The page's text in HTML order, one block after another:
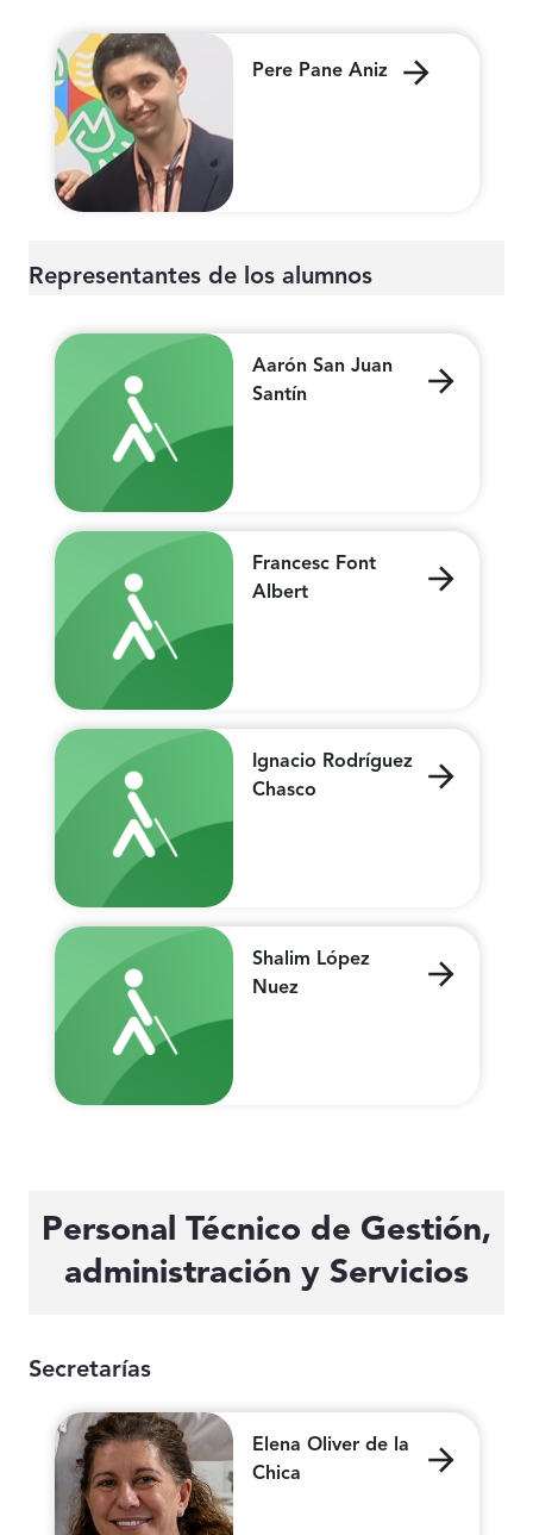
Pere Pane Aniz
Representantes de los alumnos
Aarón San Juan
Santín
Francesc Font
Albert
Ignacio Rodríguez
Chasco
Shalim López
Nuez
Personal Técnico de Gestión,
administración y Servicios
Secretarías
Elena Oliver de la
Chica